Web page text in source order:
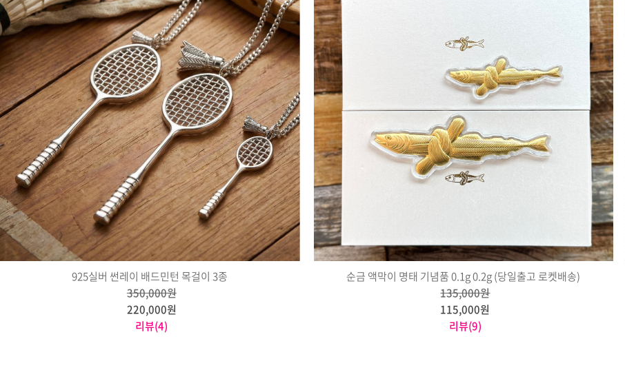
925실버 썬레이 배드민턴 목걸이 3종
350,000원
220,000원
리뷰(4)
순금 액막이 명태 기념품 0.1g 0.2g (당일출고 로켓배송)
135,000원
115,000원
리뷰(9)